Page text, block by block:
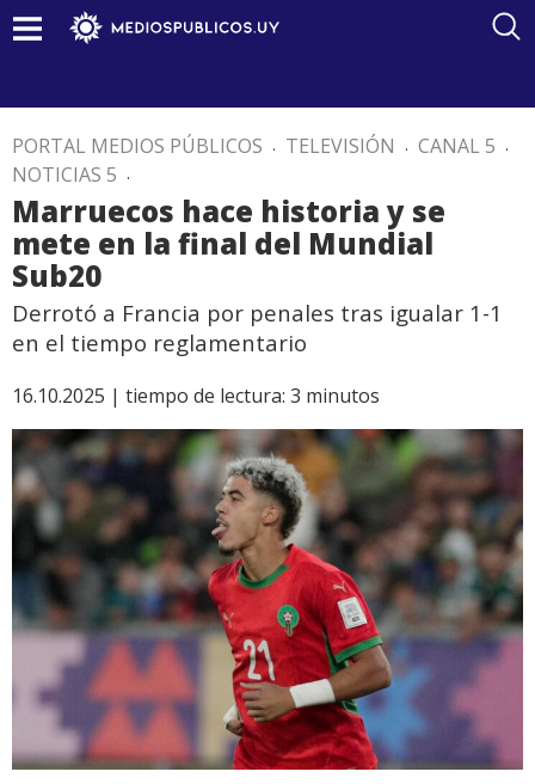
PORTAL MEDIOS PÚBLICOS . TELEVISIÓN . CANAL 5 .
NOTICIAS 5 .
Marruecos hace historia y se
mete en la final del Mundial
Sub20
Derrotó a Francia por penales tras igualar 1-1
en el tiempo reglamentario
16.10.2025 | tiempo de lectura: 3 minutos